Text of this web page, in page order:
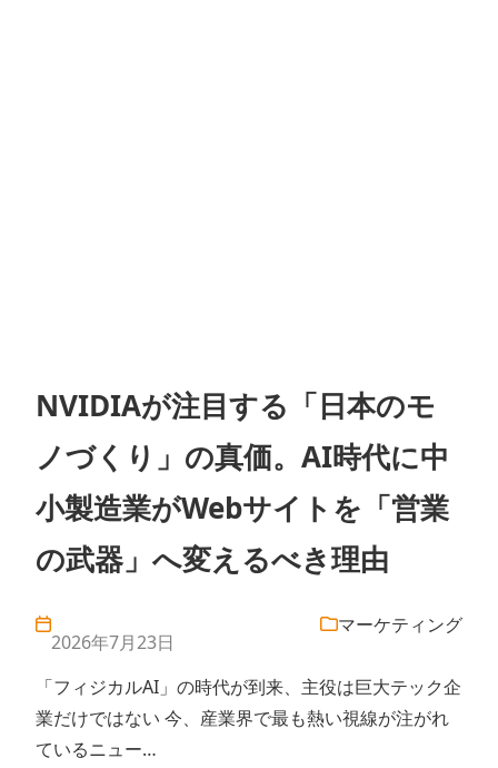
NVIDIAが注目する「日本のモ
ノづくり」の真価。AI時代に中
小製造業がWebサイトを「営業
の武器」へ変えるべき理由
2026年7月23日
マーケティング
「フィジカルAI」の時代が到来、主役は巨大テック企
業だけではない 今、産業界で最も熱い視線が注がれ
ているニュー…